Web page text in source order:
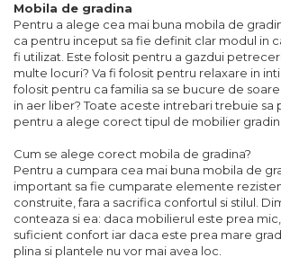
Mobila de gradina
Pentru a alege cea mai buna mobila de
ca pentru inceput sa fie definit clar modul in
fi utilizat. Este folosit pentru a gazdui
multe locuri? Va fi folosit pentru relaxare in
folosit pentru ca familia sa se bucure de
in aer liber? Toate aceste intrebari trebuie sa
pentru a alege corect tipul de mobilier
Cum se alege corect mobila de gradina?
Pentru a cumpara cea mai buna mobila de
important sa fie cumparate elemente
construite, fara a sacrifica confortul si stilul.
conteaza si ea: daca mobilierul este prea
suficient confort iar daca este prea mare
plina si plantele nu vor mai avea loc.